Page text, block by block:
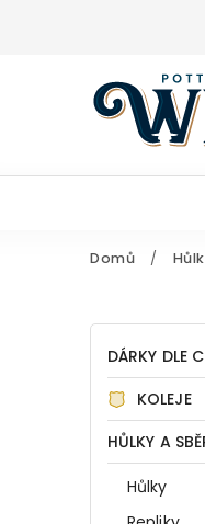
Domů /
DÁRKY DLE
KOLEJE
HŮLKY A
Hůlky